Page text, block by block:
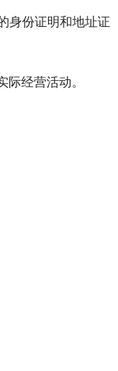
身份证明和地址证
经营活动。